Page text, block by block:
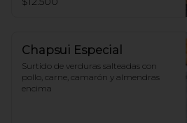
Chapsui Especial
Surtido de verduras salteadas con
pollo, carne, camarón y almendras
encima